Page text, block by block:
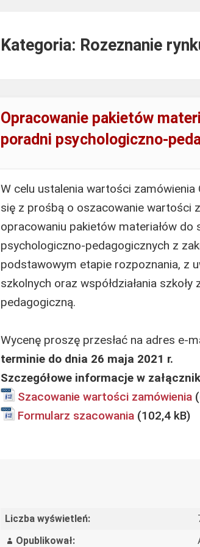
Kategoria: Rozeznanie
Opracowanie pakietów
poradni psychologiczno-
W celu ustalenia wartości
się z prośbą o oszacowanie wartości
opracowaniu pakietów materiałów do
psychologiczno-pedagogicznych z
podstawowym etapie rozpoznania, z
szkolnych oraz współdziałania
pedagogiczną.
Wycenę proszę przesłać na adres e-
terminie do dnia 26 maja 2021 r.
Szczegółowe informacje w
Szacowanie wartości zamówienia
Formularz szacowania
Liczba wyświetleń:
Opublikował: